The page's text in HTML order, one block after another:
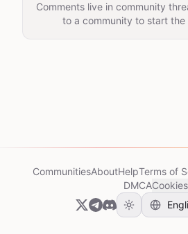
Comments live in community
to a community to start the
CommunitiesAboutHelpTerms of
DMCACookies